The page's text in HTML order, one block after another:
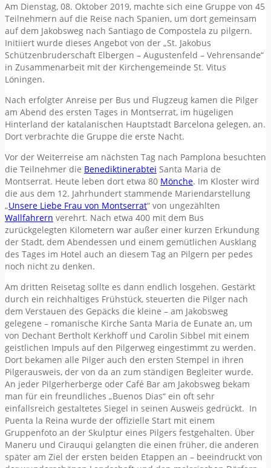
Am Dienstag, 08. Oktober 2019, machte sich eine Gruppe von 45
Teilnehmern auf die Reise nach Spanien, um dort gemeinsam
auf dem Jakobsweg nach Santiago de Compostela zu pilgern.
Initiiert wurde dieses Angebot von der „St. Jakobus
Schützenbruderschaft Elbergen – Augustenfeld – Vehrensande“
in Zusammenarbeit mit der Kirchengemeinde St. Vitus
Löningen.
Nach erfolgter Anreise per Bus und Flugzeug kamen die Pilger
am Abend des ersten Tages in Montserrat, im hügeligen
Hinterland der katalanischen Hauptstadt Barcelona gelegen, an.
Dort verbrachte die Gruppe die erste Nacht.
Vor der Weiterreise am nächsten Tag nach Pamplona besuchten
die Teilnehmer die Benediktinerabtei Santa Maria de
Montserrat. Heute leben dort etwa 80 Mönche. Im Kloster wird
die aus dem 12. Jahrhundert stammende Mariendarstellung
„Unsere Liebe Frau von Montserrat“ von ungezählten
Wallfahrern verehrt. Nach etwa 400 mit dem Bus
zurückgelegten Kilometern war außer einer kurzen Erkundung
der Stadt, dem Abendessen und einem gemütlichen Ausklang
des Tages im Hotel auch an diesem Tag an Pilgern per pedes
noch nicht zu denken.
Am dritten Reisetag sollte es dann endlich losgehen. Gestärkt
durch ein reichhaltiges Frühstück, steuerten die Pilger nach
dem Verstauen des Gepäcks die kleine – am Jakobsweg
gelegene – romanische Kirche Santa Maria de Eunate an, um
von Dechant Bertholt Kerkhoff und Carolin Sibbel mit einem
geistlichen Impuls auf den Pilgerweg eingestimmt zu werden.
Dort bekamen alle Pilger auch den ersten Stempel in ihren
Pilgerausweis, der von da an zum ständigen Begleiter wurde.
An jeder Pilgerherberge oder Café Bar am Jakobsweg bekam
man für ein freundliches „Buenos Dias“ ein oft sehr
einfallsreich gestaltetes Siegel in seinen Ausweis gedrückt. In
Puenta la Reina wurde der offizielle Start mit einem
Gruppenfoto an der Skulptur eines Pilgers festgehalten. Über
Maneru und Cirauqui gelangten die einen früher, die anderen
später am Ziel der ersten beiden Etappen an – beeindruckt von